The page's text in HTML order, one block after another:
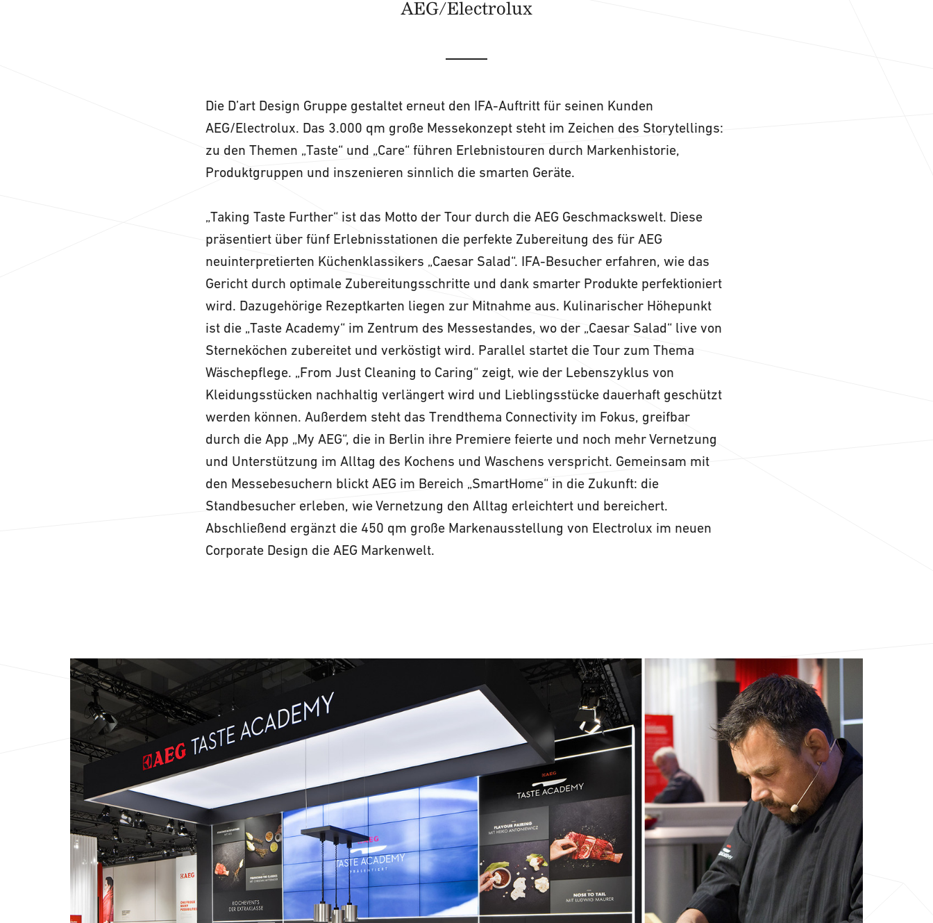
AEG/Electrolux
Die D’art Design Gruppe gestaltet erneut den IFA-Auftritt für seinen Kunden
AEG/Electrolux. Das 3.000 qm große Messekonzept steht im Zeichen des Storytellings:
zu den Themen „Taste“ und „Care“ führen Erlebnistouren durch Markenhistorie,
Produktgruppen und inszenieren sinnlich die smarten Geräte.
„Taking Taste Further“ ist das Motto der Tour durch die AEG Geschmackswelt. Diese
präsentiert über fünf Erlebnisstationen die perfekte Zubereitung des für AEG
neuinterpretierten Küchenklassikers „Caesar Salad“. IFA-Besucher erfahren, wie das
Gericht durch optimale Zubereitungsschritte und dank smarter Produkte perfektioniert
wird. Dazugehörige Rezeptkarten liegen zur Mitnahme aus. Kulinarischer Höhepunkt
ist die „Taste Academy“ im Zentrum des Messestandes, wo der „Caesar Salad“ live von
Sterneköchen zubereitet und verköstigt wird. Parallel startet die Tour zum Thema
Wäschepflege. „From Just Cleaning to Caring“ zeigt, wie der Lebenszyklus von
Kleidungsstücken nachhaltig verlängert wird und Lieblingsstücke dauerhaft geschützt
werden können. Außerdem steht das Trendthema Connectivity im Fokus, greifbar
durch die App „My AEG“, die in Berlin ihre Premiere feierte und noch mehr Vernetzung
und Unterstützung im Alltag des Kochens und Waschens verspricht. Gemeinsam mit
den Messebesuchern blickt AEG im Bereich „SmartHome“ in die Zukunft: die
Standbesucher erleben, wie Vernetzung den Alltag erleichtert und bereichert.
Abschließend ergänzt die 450 qm große Markenausstellung von Electrolux im neuen
Corporate Design die AEG Markenwelt.